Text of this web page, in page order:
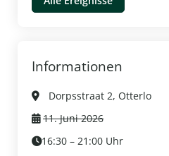
Informationen
Dorpsstraat 2, Otterlo
11. Juni 2026
16:30 – 21:00 Uhr